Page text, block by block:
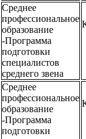
Среднее
профессиональное
образование
-Программа
подготовки
специалистов
среднего звена
Среднее
профессиональное
образование
-Программа
подготовки